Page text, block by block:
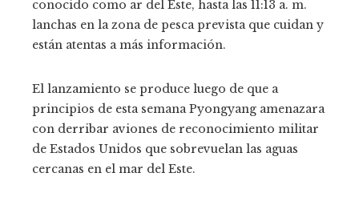
conocido como ar del Este, hasta las 11:13 a. m.
lanchas en la zona de pesca prevista que cuidan y
están atentas a más información.
El lanzamiento se produce luego de que a
principios de esta semana Pyongyang amenazara
con derribar aviones de reconocimiento militar
de Estados Unidos que sobrevuelan las aguas
cercanas en el mar del Este.